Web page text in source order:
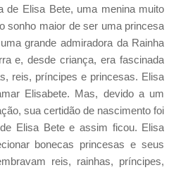
de Elisa Bete, uma menina muito
sonho maior de ser uma princesa
grande admiradora da Rainha
e, desde criança, era fascinada
reis, príncipes e princesas. Elisa
Elisabete. Mas, devido a um
sua certidão de nascimento foi
Elisa Bete e assim ficou. Elisa
bonecas princesas e seus
reis, rainhas, príncipes,